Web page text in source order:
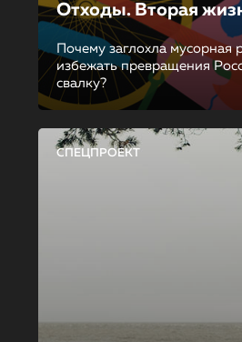
Отходы. Вторая
Почему заглохла мусорная
избежать превращения
свалку?
СПЕЦПРОЕКТ